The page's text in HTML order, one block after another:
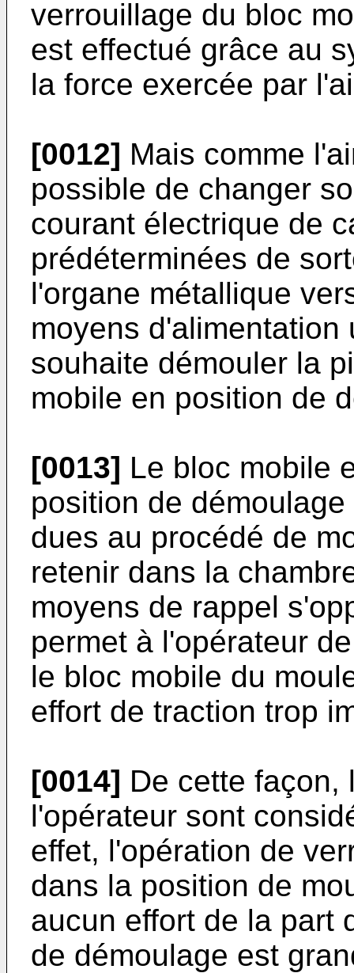
verrouillage du bloc
est effectué grâce au
la force exercée par
[0012] Mais comme
possible de changer
courant électrique de
prédéterminées de
l'organe métallique
moyens
souhaite démouler la
mobile en position de
[0013] Le bloc mobile
position de
dues au procédé de
retenir dans la
moyens de rappel
permet à l'opérateur
le bloc mobile du
effort de traction trop
[0014] De cette façon,
l'opérateur sont
effet, l'opération de
dans la position de
aucun effort de la part
de démoulage est